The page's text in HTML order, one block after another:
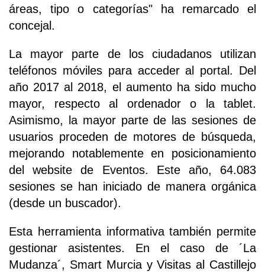
áreas, tipo o categorías" ha remarcado el
concejal.
La mayor parte de los ciudadanos utilizan
teléfonos móviles para acceder al portal. Del
año 2017 al 2018, el aumento ha sido mucho
mayor, respecto al ordenador o la tablet.
Asimismo, la mayor parte de las sesiones de
usuarios proceden de motores de búsqueda,
mejorando notablemente en posicionamiento
del website de Eventos. Este año, 64.083
sesiones se han iniciado de manera orgánica
(desde un buscador).
Esta herramienta informativa también permite
gestionar asistentes. En el caso de ´La
Mudanza´, Smart Murcia y Visitas al Castillejo